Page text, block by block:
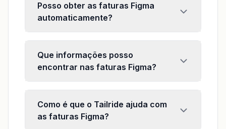
Posso obter as faturas Figma
automaticamente?
Que informações posso
encontrar nas faturas Figma?
Como é que o Tailride ajuda com
as faturas Figma?